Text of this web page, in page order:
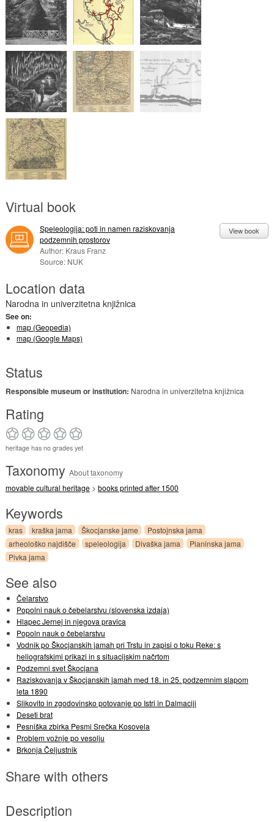
Virtual book
View book
Speleologija: poti in namen raziskovanja
podzemnih prostorov
Author: Kraus Franz
Source: NUK
Location data
Narodna in univerzitetna knjižnica
See on:
map (Geopedia)
map (Google Maps)
Status
Responsible museum or institution: Narodna in univerzitetna knjižnica
Rating
heritage has no grades yet
Taxonomy About taxonomy
movable cultural heritage> books printed after 1500
Keywords
kras kraška jama Škocjanske jame
Postojnska jama
arheološko najdišče
speleologija Divaška jama
Planinska jama
Pivka jama
See also
Čelarstvo
Popolni nauk o čebelarstvu (slovenska izdaja)
Hlapec Jernej in njegova pravica
Popoln nauk o čebelarstvu
Vodnik po Škocjanskih jamah pri Trstu in zapisi o toku Reke: s
heliografskimi prikazi in s situacijskim načrtom
Podzemni svet Škocjana
Raziskovanja v Škocjanskih jamah med 18. in 25. podzemnim slapom
leta 1890
Slikovito in zgodovinsko potovanje po Istri in Dalmaciji
Deseti brat
Pesniška zbirka Pesmi Srečka Kosovela
Problem vožnje po vesolju
Brkonja Čeljustnik
Share with others
Description